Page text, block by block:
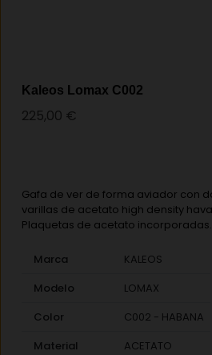
Kaleos Lomax C002
225,00 €
Gafa de ver de forma aviador con
varillas de acetato high density
Plaquetas de acetato
Marca
KALEOS
Modelo
LOMAX
Color
C002 - HABANA
Material
ACETATO